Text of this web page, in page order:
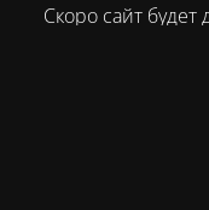
Скоро сайт будет